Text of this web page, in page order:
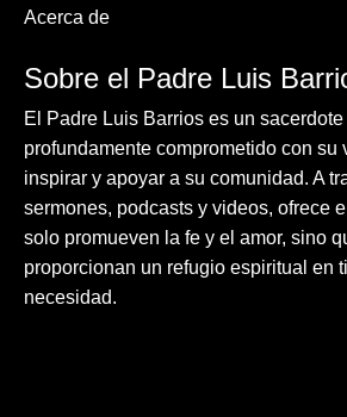
Acerca de
Sobre el Padre Luis
El Padre Luis Barrios es un
profundamente comprometido con su
inspirar y apoyar a su comunidad. A
sermones, podcasts y videos, ofrece
solo promueven la fe y el amor, sino
proporcionan un refugio espiritual en
necesidad.